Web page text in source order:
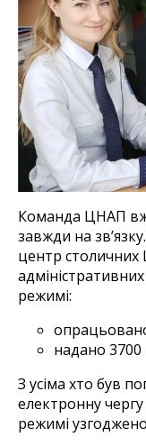
Команда ЦНАП
завжди на
центр столичних
режимі:
надано 3700
З усіма хто був
електронну
режимі